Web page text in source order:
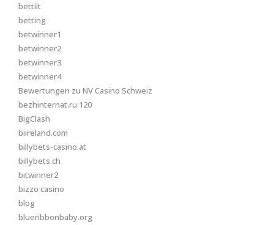
bettilt
betting
betwinner1
betwinner2
betwinner3
betwinner4
Bewertungen zu NV Casino Schweiz
bezhinternat.ru 120
BigClash
biireland.com
billybets-casino.at
billybets.ch
bitwinner2
bizzo casino
blog
blueribbonbaby.org